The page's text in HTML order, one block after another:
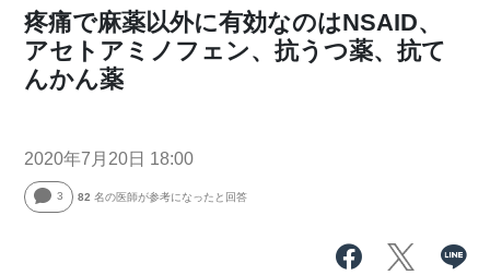
疼痛で麻薬以外に有効なのはNSAID、
アセトアミノフェン、抗うつ薬、抗て
んかん薬
2020年7月20日 18:00
3 82 名の医師が参考になったと回答